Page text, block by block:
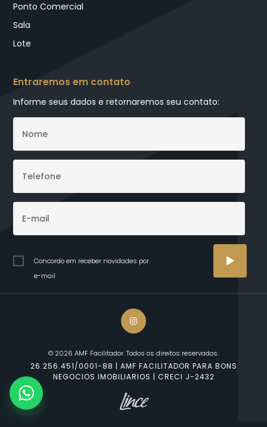
Ponto Comercial
Sala
Lote
Entraremos em contato
Informe seus dados e retornaremos seu contato:
Concordo em receber novidades por
e-mail
© 2026 AMF Facilitador. Todos os direitos reservados.
26.256.451/0001-88 | AMF FACILITADOR PARA BONS
NEGOCIOS IMOBILIARIOS | CRECI J-2432